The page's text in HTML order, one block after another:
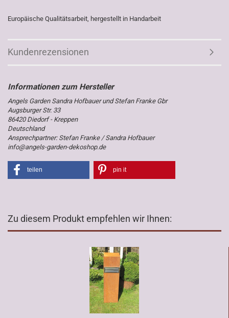
Europäische Qualitätsarbeit, hergestellt in Handarbeit
Kundenrezensionen
Angels Garden Sandra Hofbauer und Stefan Franke Gbr
Augsburger Str. 33
86420 Diedorf - Kreppen
Deutschland
Ansprechpartner: Stefan Franke / Sandra Hofbauer
info@angels-garden-dekoshop.de
teilen pin it
Zu diesem Produkt empfehlen wir Ihnen: